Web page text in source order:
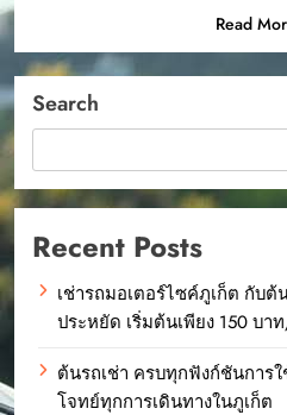
Read
Search
Recent Posts
เช่ารถมอเตอร์ไซค์ภูเก็ต กับต้
ประหยัด เริ่มต้นเพียง 150 บา
ต้นรถเช่า ครบทุกฟังก์ชันการ
โจทย์ทุกการเดินทางในภูเก็ต